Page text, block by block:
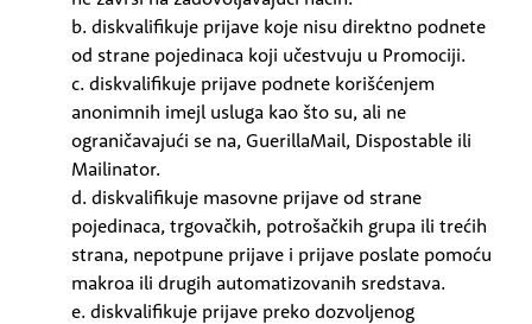
b. diskvalifikuje prijave koje nisu direktno podnete
od strane pojedinaca koji učestvuju u Promociji.
c. diskvalifikuje prijave podnete korišćenjem
anonimnih imejl usluga kao što su, ali ne
ograničavajući se na, GuerillaMail, Dispostable ili
Mailinator.
d. diskvalifikuje masovne prijave od strane
pojedinaca, trgovačkih, potrošačkih grupa ili trećih
strana, nepotpune prijave i prijave poslate pomoću
makroa ili drugih automatizovanih sredstava.
e. diskvalifikuje prijave preko dozvoljenog